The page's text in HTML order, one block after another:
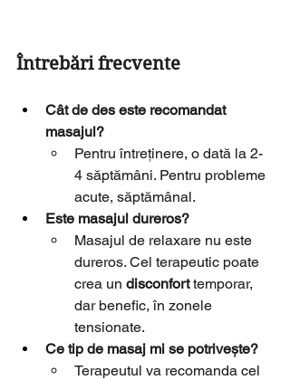
Întrebări frecvente
Cât de des este recomandat
masajul?
Pentru întreținere, o dată la 2-
4 săptămâni. Pentru probleme
acute, săptămânal.
Este masajul dureros?
Masajul de relaxare nu este
dureros. Cel terapeutic poate
crea un disconfort temporar,
dar benefic, în zonele
tensionate.
Ce tip de masaj mi se potrivește?
Terapeutul va recomanda cel